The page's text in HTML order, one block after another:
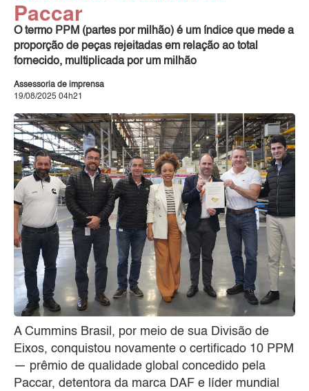
Paccar
O termo PPM (partes por milhão) é um índice que mede a
proporção de peças rejeitadas em relação ao total
fornecido, multiplicada por um milhão
Assessoria de imprensa
19/08/2025 04h21
A Cummins Brasil, por meio de sua Divisão de
Eixos, conquistou novamente o certificado 10 PPM
— prêmio de qualidade global concedido pela
Paccar, detentora da marca DAF e líder mundial